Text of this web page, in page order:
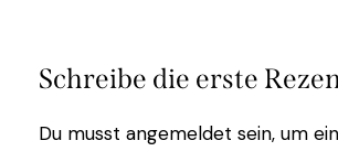
Schreibe die erste
Du musst angemeldet sein, um